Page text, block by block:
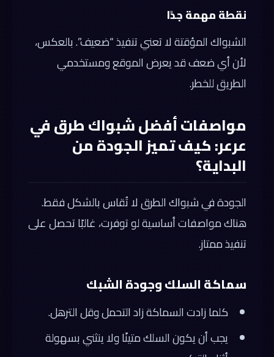
نقطة مهمة جدًا
الشبواك المؤقتة لا تعني تنفيذ “ضعيف”. بالعكس،
لأن أي ضعف قد يعرض الموقع ومستخدمي
الطريق للخطر.
مواصفات أفضل شبواك طرق في
عرعر: كيف تميز الجودة من
البداية؟
الجودة في شبواك الطرق لا تُقاس بالشكل فقط.
هناك مواصفات أساسية لو توفرت، غالبًا تحصل على
تنفيذ ممتاز.
سماكة السلك وجودة الشبك
كلما زادت السماكة زاد التحمل وقل الترهل.
يجب أن يكون السلك متينًا ولا ينثني بسهولة